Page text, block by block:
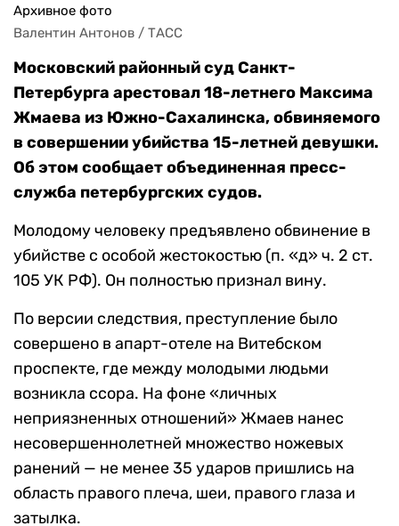
Архивное фото
Валентин Антонов / ТАСС
Московский районный суд Санкт-
Петербурга арестовал 18-летнего Максима
Жмаева из Южно-Сахалинска, обвиняемого
в совершении убийства 15-летней девушки.
Об этом сообщает объединенная пресс-
служба петербургских судов.
Молодому человеку предъявлено обвинение в
убийстве с особой жестокостью (п. «д» ч. 2 ст.
105 УК РФ). Он полностью признал вину.
По версии следствия, преступление было
совершено в апарт-отеле на Витебском
проспекте, где между молодыми людьми
возникла ссора. На фоне «личных
неприязненных отношений» Жмаев нанес
несовершеннолетней множество ножевых
ранений — не менее 35 ударов пришлись на
область правого плеча, шеи, правого глаза и
затылка.